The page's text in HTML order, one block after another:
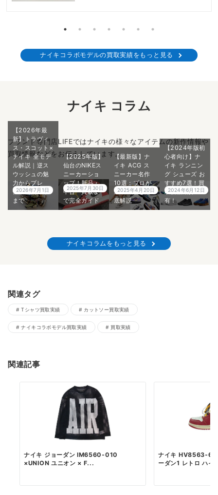
ナイキコラボモデルの買取実績をもっと見る
ナイキ コラム
ブランド専門店LIFEではナイキの様々なアイテムの新作情報や
買取情報などをお伝えしています。
【2026年最
新】トラヴィ
ス・スコット×
ナイキ 全モデ
ル解説｜逆ス
ウッシュの魅
力からプレ
値・偽物対策
まで
2026年7月1日
【2025年版】
仙台のNIKEス
ニーカーショ
ップ！新品・
中古・買取ま
で完全ガイド
2025年7月30日
【最新版】ナ
イキ ACG ス
ニーカー名作
10選：プロが
選ぶ名品を徹
底解説
2025年4月20日
【2024年版初
心者向け】ナ
イキ ランニン
グ シューズ お
すすめ7選！買
取価格紹介
有！
2024年6月12日
ナイキコラムをもっと見る
関連タグ
Tシャツ買取実績 カットソー買取実績
ナイキコラボモデル買取実績 買取実績
関連記事
ナイキ ジョーダン IM6560-010
×UNION ユニオン × F...
ナイキ HV8563-
ーダン1 レトロ ハイ